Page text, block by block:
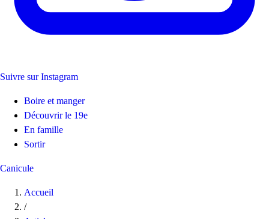
Suivre sur Instagram
Boire et manger
Découvrir le 19e
En famille
Sortir
Canicule
Accueil
/